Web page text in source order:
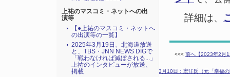
詳細は、
<<< 前へ【2023年2月
次へ【2023年3月10日：宏洋氏（元「幸福
上祐のマスコミ・ネットへの出
演等
【●上祐のマスコミ・ネットへ
の出演等の一覧】
2025年3月19日、北海道放送
と、TBS・JNN NEWS DIGで
「戦わなければ滅ぼされる...」
上祐のインタビューが放送、
掲載